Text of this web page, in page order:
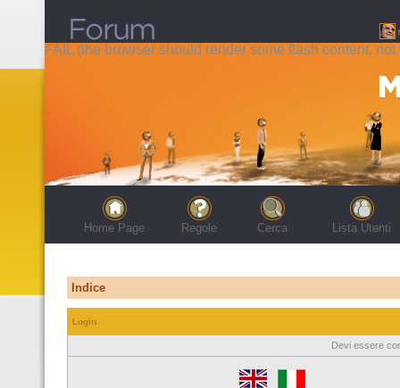
FAIL (the browser should render some flash content, not
Home Page Regole Cerca Lista Utenti
Indice
Login
Devi essere